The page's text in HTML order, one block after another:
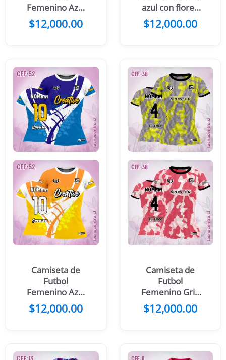
Femenino Azul
Celeste Tortuga
$12,000.00
azul con flores
verdes
$12,000.00
Camiseta de
Futbol
Femenino Azul
Franja Blanca
$12,000.00
Camiseta de
Futbol
Femenino Gris
Amarillo
$12,000.00